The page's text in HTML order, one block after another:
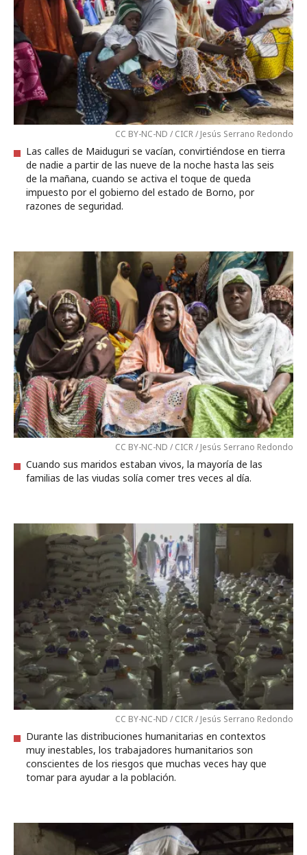
CC BY-NC-ND / CICR / Jesús Serrano Redondo
Las calles de Maiduguri se vacían, convirtiéndose en tierra
de nadie a partir de las nueve de la noche hasta las seis
de la mañana, cuando se activa el toque de queda
impuesto por el gobierno del estado de Borno, por
razones de seguridad.
CC BY-NC-ND / CICR / Jesús Serrano Redondo
Cuando sus maridos estaban vivos, la mayoría de las
familias de las viudas solía comer tres veces al día.
CC BY-NC-ND / CICR / Jesús Serrano Redondo
Durante las distribuciones humanitarias en contextos
muy inestables, los trabajadores humanitarios son
conscientes de los riesgos que muchas veces hay que
tomar para ayudar a la población.